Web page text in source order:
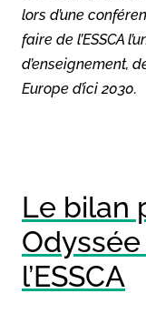
lors d’une
faire de l’ESSCA
d’enseignement,
Europe d’ici 2030.
Le bilan
l’ESSCA